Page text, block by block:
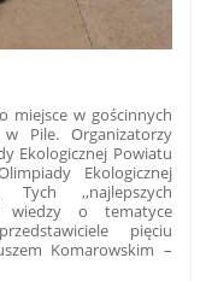
w gościnnych
Pile. Organizatorzy
Ekologicznej Powiatu
Ekologicznej
Tych ,,najlepszych
wiedzy o tematyce
pięciu
Komarowskim –